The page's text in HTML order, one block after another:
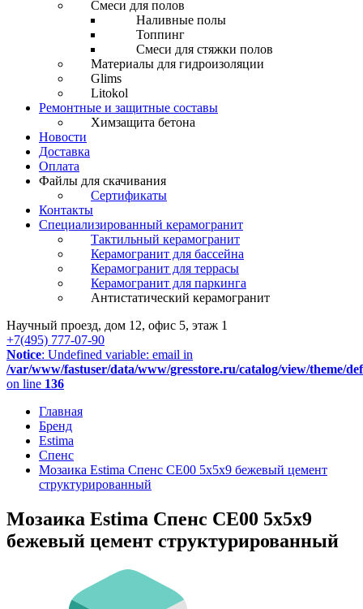
Смеси для полов
Наливные полы
Топпинг
Смеси для стяжки полов
Материалы для гидроизоляции
Glims
Litokol
Ремонтные и защитные составы
Химзащита бетона
Новости
Доставка
Оплата
Файлы для скачивания
Сертификаты
Контакты
Специализированный керамогранит
Тактильный керамогранит
Керамогранит для бассейна
Керамогранит для террасы
Керамогранит для паркинга
Антистатический керамогранит
Научный проезд, дом 12, офис 5, этаж 1
+7(495) 777-07-90
Notice: Undefined variable: email in
/var/www/fastuser/data/www/gresstore.ru/catalog/view/theme/
on line 136
Главная
Бренд
Estima
Спенс
Мозаика Estima Спенс CE00 5x5x9 бежевый цемент
структурированный
Мозаика Estima Спенс CE00 5x5x9
бежевый цемент структурированный